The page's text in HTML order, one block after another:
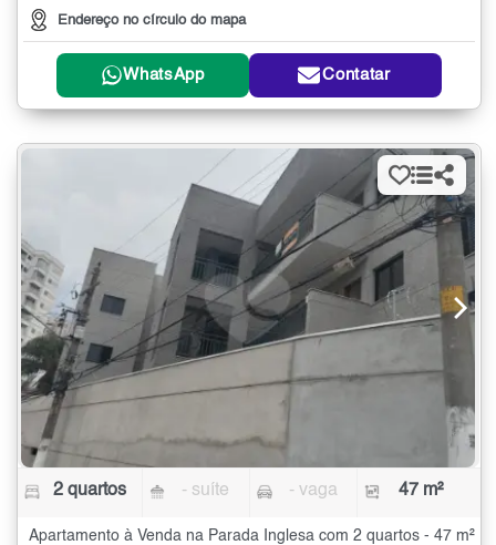
Endereço no círculo do mapa
WhatsApp Contatar
2 quartos - suíte - vaga 47 m²
Apartamento à Venda na Parada Inglesa com 2 quartos - 47 m²